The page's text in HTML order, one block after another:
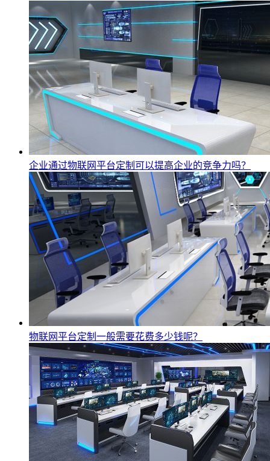
企业通过物联网平台定制可以提高企业的竞争力吗？
物联网平台定制一般需要花费多少钱呢？